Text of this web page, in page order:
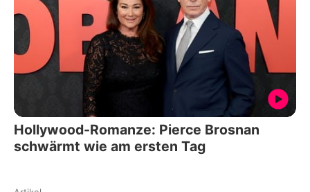
Hollywood-Romanze: Pierce Brosnan
schwärmt wie am ersten Tag